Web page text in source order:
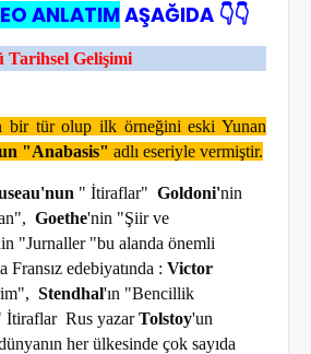
ANLATIMAŞAĞIDA 👇👇
Tarihsel Gelişimi
bir tür olup ilk örneğini eski Yunan
"Anabasis" adlı eseriyle vermiştir.
" İtiraflar"Goldoni'nin
Goethe'nin "Şiir ve
"Jurnaller "bu alanda önemli
Fransız edebiyatında :Victor
Stendhal'ın "Bencillik
İtiraflar Rus yazarTolstoy'un
her ülkesinde çok sayıda